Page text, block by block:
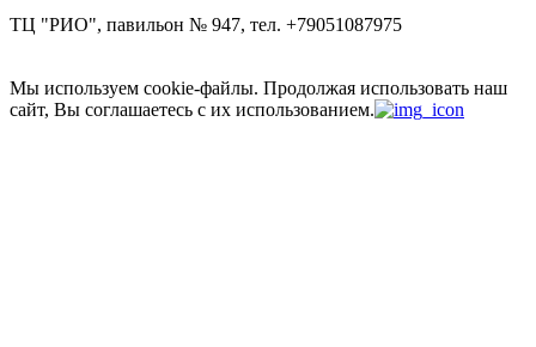
ТЦ "РИО", павильон № 947, тел. +79051087975
Мы используем cookie-файлы. Продолжая использовать наш
сайт, Вы соглашаетесь с их использованием.